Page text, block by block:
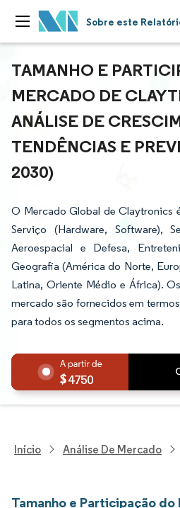
Sobre este
TAMANHO E
MERCADO DE
ANÁLISE DE
TENDÊNCIAS E
2030)
O Mercado Global de Claytronics
Serviço (Hardware, Software),
Aeroespacial e Defesa,
Geografia (América do Norte,
Latina, Oriente Médio e África).
mercado são fornecidos em
para todos os segmentos acima.
4750
Início Análise De Mercado
Tamanho e Participação